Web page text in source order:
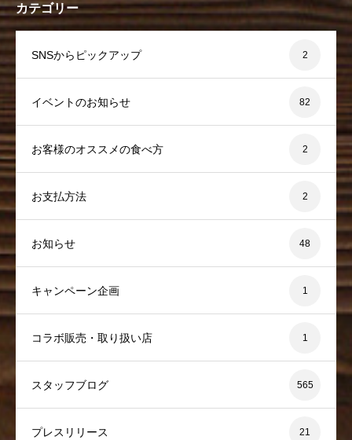
カテゴリー
SNSからピックアップ 2
イベントのお知らせ 82
お客様のオススメの食べ方 2
お支払方法 2
お知らせ 48
キャンペーン企画 1
コラボ販売・取り扱い店 1
スタッフブログ 565
プレスリリース 21